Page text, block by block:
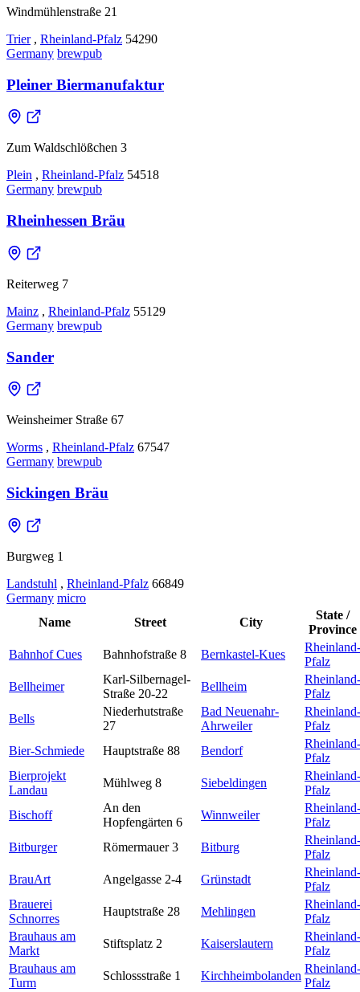
Windmühlenstraße 21
Trier , Rheinland-Pfalz 54290
Germany brewpub
Pleiner Biermanufaktur
Zum Waldschlößchen 3
Plein , Rheinland-Pfalz 54518
Germany brewpub
Rheinhessen Bräu
Reiterweg 7
Mainz , Rheinland-Pfalz 55129
Germany brewpub
Sander
Weinsheimer Straße 67
Worms , Rheinland-Pfalz 67547
Germany brewpub
Sickingen Bräu
Burgweg 1
Landstuhl , Rheinland-Pfalz 66849
Germany micro
Name
Street City
State /
Province
Bahnhof Cues
Bahnhofstraße 8 Bernkastel-Kues
Rheinland-
Pfalz
Bellheimer
Karl-Silbernagel-
Straße 20-22
Bellheim
Rheinland-
Pfalz
Bells
Niederhutstraße
27
Bad Neuenahr-
Ahrweiler
Rheinland-
Pfalz
Bier-Schmiede
Hauptstraße 88 Bendorf
Rheinland-
Pfalz
Bierprojekt
Landau
Mühlweg 8 Siebeldingen
Rheinland-
Pfalz
Bischoff
An den
Hopfengärten 6
Winnweiler
Rheinland-
Pfalz
Bitburger
Römermauer 3 Bitburg
Rheinland-
Pfalz
BrauArt
Angelgasse 2-4 Grünstadt
Rheinland-
Pfalz
Brauerei
Schnorres
Hauptstraße 28 Mehlingen
Rheinland-
Pfalz
Brauhaus am
Markt
Stiftsplatz 2 Kaiserslautern
Rheinland-
Pfalz
Brauhaus am
Turm
Schlossstraße 1 Kirchheimbolanden
Rheinland-
Pfalz